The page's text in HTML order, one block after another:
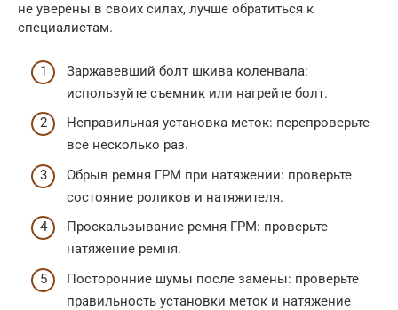
не уверены в своих силах, лучше обратиться к
специалистам.
Заржавевший болт шкива коленвала:
используйте съемник или нагрейте болт.
Неправильная установка меток: перепроверьте
все несколько раз.
Обрыв ремня ГРМ при натяжении: проверьте
состояние роликов и натяжителя.
Проскальзывание ремня ГРМ: проверьте
натяжение ремня.
Посторонние шумы после замены: проверьте
правильность установки меток и натяжение